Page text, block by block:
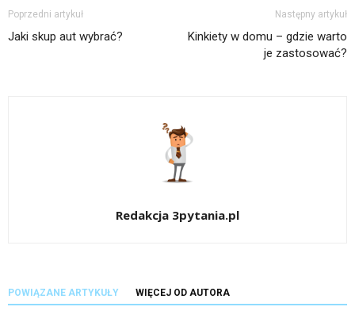
Poprzedni artykuł
Jaki skup aut wybrać?
Następny artykuł
Kinkiety w domu – gdzie warto
je zastosować?
Redakcja 3pytania.pl
POWIĄZANE ARTYKUŁY WIĘCEJ OD AUTORA